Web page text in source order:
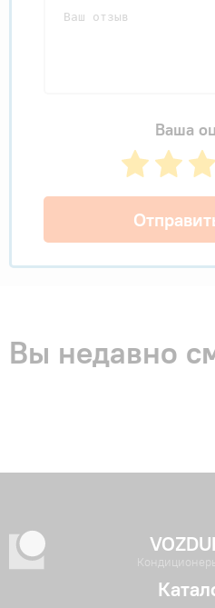
Ваша
Вы недавно